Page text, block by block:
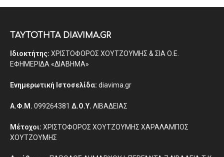
ΤΑΥΤΟΤΗΤΑ DIAVIMA.GR
Ιδιοκτήτης: ΧΡΙΣΤΟΦΟΡΟΣ ΧΟΥΤΖΟΥΜΗΣ & ΣΙΑ Ο.Ε.
ΕΦΗΜΕΡΙΔΑ «ΔΙΑΒΗΜΑ»
Ενημερωτική Ιστοσελίδα: diavima.gr
Α.Φ.Μ. 099264381 Δ.Ο.Υ. ΛΙΒΑΔΕΙΑΣ
Μέτοχοι: ΧΡΙΣΤΟΦΟΡΟΣ ΧΟΥΤΖΟΥΜΗΣ ΧΑΡΑΛΑΜΠΟΣ
ΧΟΥΤΖΟΥΜΗΣ